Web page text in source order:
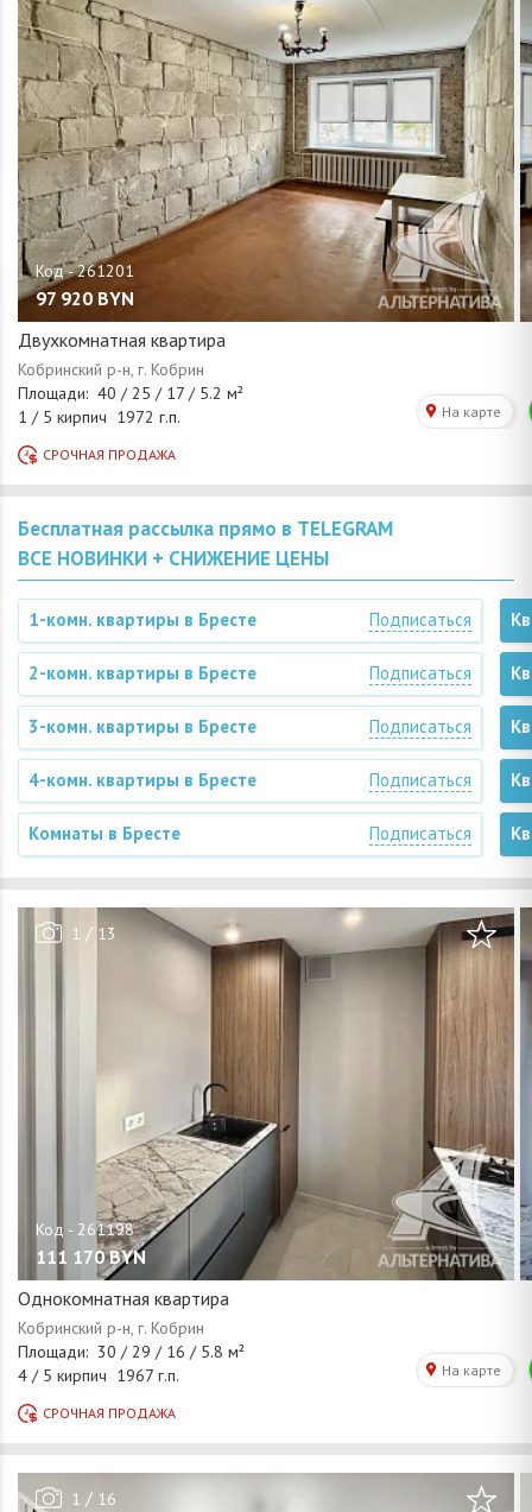
97 920 BYN
Двухкомнатная квартира
Бесплатная рассылка прямо в TELEGRAM
ВСЕ НОВИНКИ + СНИЖЕНИЕ ЦЕНЫ
1-комн. квартиры в Бресте Подписаться
2-комн. квартиры в Бресте Подписаться
3-комн. квартиры в Бресте Подписаться
4-комн. квартиры в Бресте Подписаться
Комнаты в Бресте Подписаться
1 / 13
111 170 BYN
Однокомнатная квартира
1 / 16